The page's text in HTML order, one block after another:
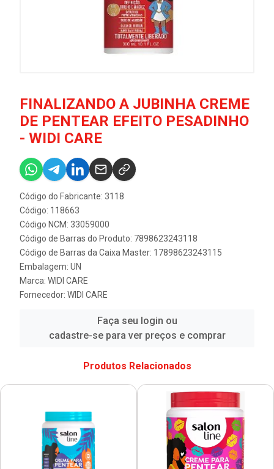
FINALIZANDO A JUBINHA CREME
DE PENTEAR EFEITO PESADINHO
- WIDI CARE
Código do Fabricante: 3118
Código: 118663
Código NCM: 33059000
Código de Barras do Produto: 7898623243118
Código de Barras da Caixa Master: 17898623243115
Embalagem: UN
Marca: WIDI CARE
Fornecedor: WIDI CARE
Faça seu login ou
cadastre-se para ver preços e comprar
Produtos Relacionados